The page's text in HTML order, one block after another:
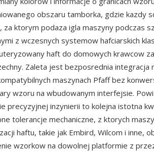
obszaru tamborka, gdzie kazdy
ktorym podaza igla maszyny podczas
z wczesnych systemow hafciarskich
haft do domowych krawcow
Zaleta jest bezposrednia integracja
maszynach Pfaff bez
wzoru na wbudowanym interfejsie.
precyzyjnej inzynierii to kolejna istotna
tolerancje mechaniczne, z ktorych
haftu, takie jak Embird, Wilcom i inne,
wzorkow na dowolnej platformie z